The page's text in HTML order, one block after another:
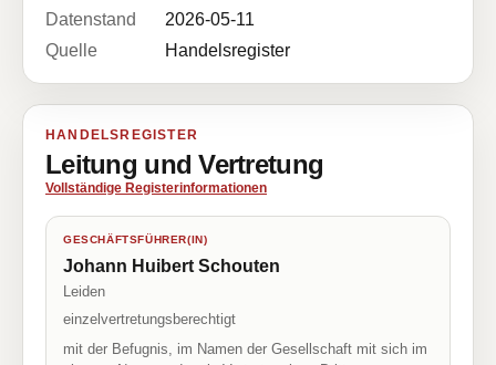
Datenstand
2026-05-11
Quelle
Handelsregister
HANDELSREGISTER
Leitung und Vertretung
Vollständige Registerinformationen
GESCHÄFTSFÜHRER(IN)
Johann Huibert Schouten
Leiden
einzelvertretungsberechtigt
mit der Befugnis, im Namen der Gesellschaft mit sich im